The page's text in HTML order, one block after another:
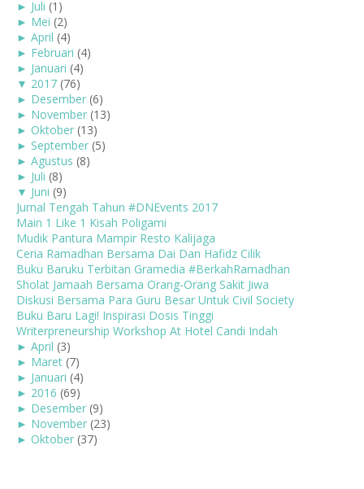
► Juli (1)
► Mei (2)
► April (4)
► Februari (4)
► Januari (4)
▼ 2017 (76)
► Desember (6)
► November (13)
► Oktober (13)
► September (5)
► Agustus (8)
► Juli (8)
▼ Juni (9)
Jurnal Tengah Tahun #DNEvents 2017
Main 1 Like 1 Kisah Poligami
Mudik Pantura Mampir Resto Kalijaga
Ceria Ramadhan Bersama Dai Dan Hafidz Cilik
Buku Baruku Terbitan Gramedia #BerkahRamadhan
Sholat Jamaah Bersama Orang-Orang Sakit Jiwa
Diskusi Bersama Para Guru Besar Untuk Civil Society
Buku Baru Lagi! Inspirasi Dosis Tinggi
Writerpreneurship Workshop At Hotel Candi Indah
► April (3)
► Maret (7)
► Januari (4)
► 2016 (69)
► Desember (9)
► November (23)
► Oktober (37)